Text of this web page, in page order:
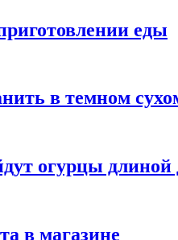
еды
в темном
огурцы длиной
в магазине